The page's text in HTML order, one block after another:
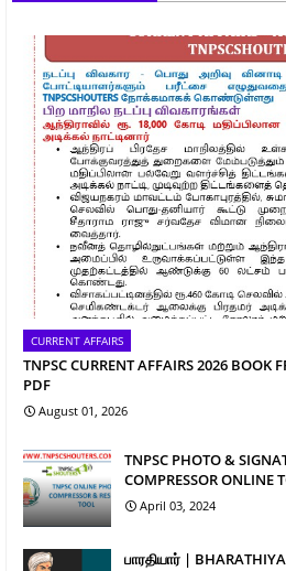
CURRENT AFFAIRS
TNPSC CURRENT AFFAIRS 2026 BOOK
PDF
August 01, 2026
TNPSC PHOTO &
COMPRESSOR ONLINE
April 03, 2024
பாரதியார் |